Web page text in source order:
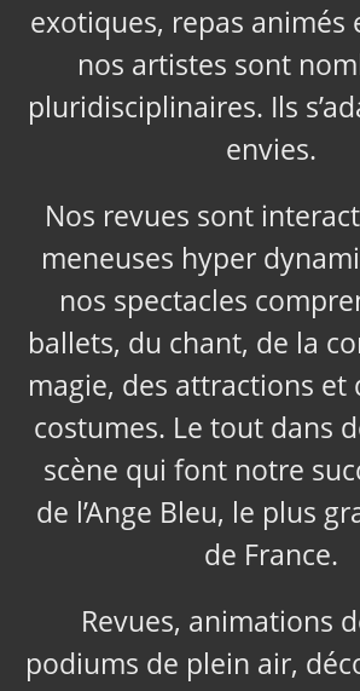
exotiques, repas animés
nos artistes sont
pluridisciplinaires. Ils
envies.
Nos revues sont
meneuses hyper
nos spectacles
ballets, du chant, de la
magie, des attractions et
costumes. Le tout dans
scène qui font notre
de l’Ange Bleu, le plus
de France.
Revues, animations
podiums de plein air,